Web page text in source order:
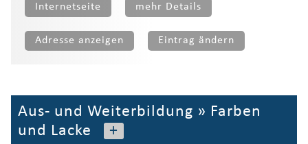
Internetseite mehr Details
Adresse anzeigen Eintrag ändern
Aus- und Weiterbildung » Farben
und Lacke
+